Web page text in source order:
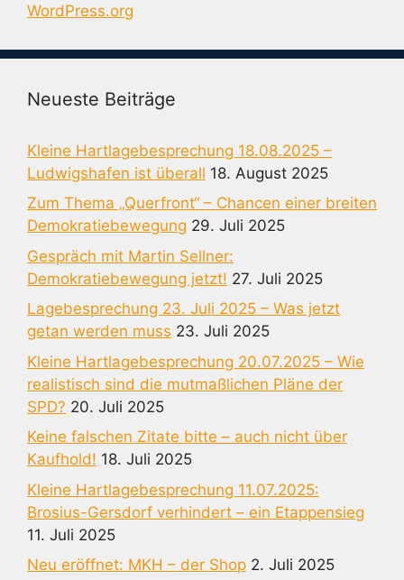
WordPress.org
Neueste Beiträge
Kleine Hartlagebesprechung 18.08.2025 –
Ludwigshafen ist überall 18. August 2025
Zum Thema „Querfront“ – Chancen einer breiten
Demokratiebewegung 29. Juli 2025
Gespräch mit Martin Sellner:
Demokratiebewegung jetzt! 27. Juli 2025
Lagebesprechung 23. Juli 2025 – Was jetzt
getan werden muss 23. Juli 2025
Kleine Hartlagebesprechung 20.07.2025 – Wie
realistisch sind die mutmaßlichen Pläne der
SPD? 20. Juli 2025
Keine falschen Zitate bitte – auch nicht über
Kaufhold! 18. Juli 2025
Kleine Hartlagebesprechung 11.07.2025:
Brosius-Gersdorf verhindert – ein Etappensieg
11. Juli 2025
Neu eröffnet: MKH – der Shop 2. Juli 2025